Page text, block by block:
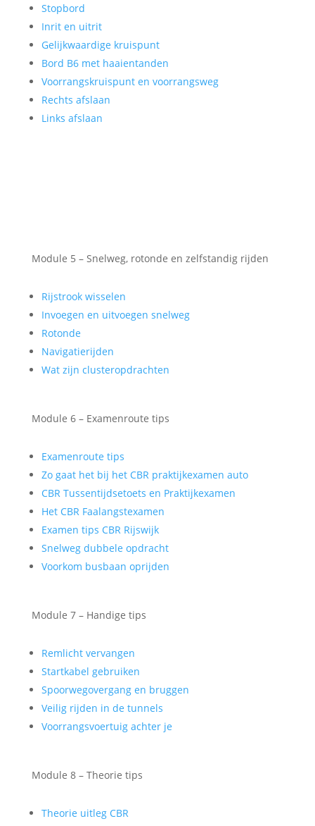
Stopbord
Inrit en uitrit
Gelijkwaardige kruispunt
Bord B6 met haaientanden
Voorrangskruispunt en voorrangsweg
Rechts afslaan
Links afslaan
Module 5 – Snelweg, rotonde en zelfstandig rijden
Rijstrook wisselen
Invoegen en uitvoegen snelweg
Rotonde
Navigatierijden
Wat zijn clusteropdrachten
Module 6 – Examenroute tips
Examenroute tips
Zo gaat het bij het CBR praktijkexamen auto
CBR Tussentijdsetoets en Praktijkexamen
Het CBR Faalangstexamen
Examen tips CBR Rijswijk
Snelweg dubbele opdracht
Voorkom busbaan oprijden
Module 7 – Handige tips
Remlicht vervangen
Startkabel gebruiken
Spoorwegovergang en bruggen
Veilig rijden in de tunnels
Voorrangsvoertuig achter je
Module 8 – Theorie tips
Theorie uitleg CBR